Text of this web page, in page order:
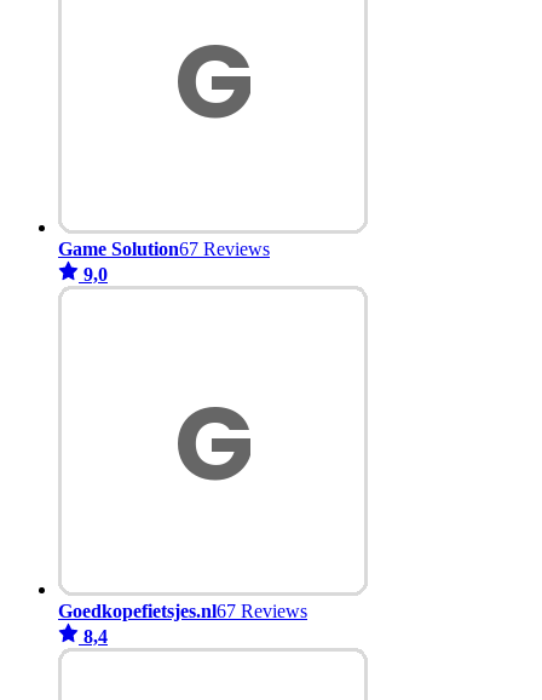
Game Solution67 Reviews
9,0
Goedkopefietsjes.nl67 Reviews
8,4